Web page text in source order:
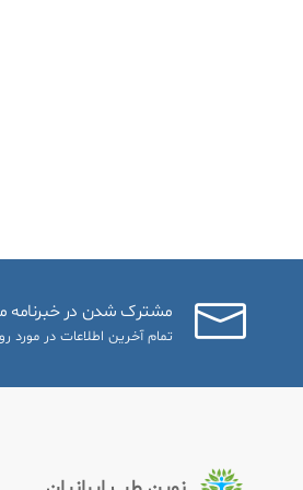
مشترک شدن در خبرنامه
تمام آخرین اطلاعات در مورد